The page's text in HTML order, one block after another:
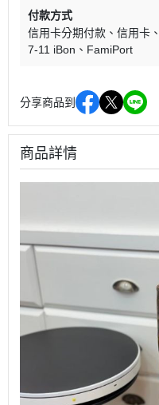
付款方式
信用卡分期付款
信用卡
7-11 iBon
FamiPort
分享商品到
商品詳情